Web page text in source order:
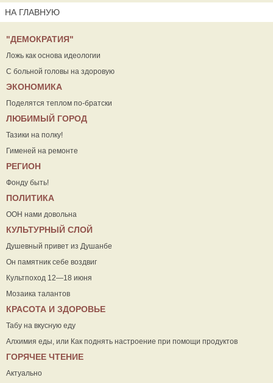
НА ГЛАВНУЮ
"ДЕМОКРАТИЯ"
Ложь как основа идеологии
С больной головы на здоровую
ЭКОНОМИКА
Поделятся теплом по-братски
ЛЮБИМЫЙ ГОРОД
Тазики на полку!
Гименей на ремонте
РЕГИОН
Фонду быть!
ПОЛИТИКА
ООН нами довольна
КУЛЬТУРНЫЙ СЛОЙ
Душевный привет из Душанбе
Он памятник себе воздвиг
Культпоход 12—18 июня
Мозаика талантов
КРАСОТА И ЗДОРОВЬЕ
Табу на вкусную еду
Алхимия еды, или Как поднять настроение при помощи продуктов
ГОРЯЧЕЕ ЧТЕНИЕ
Актуально